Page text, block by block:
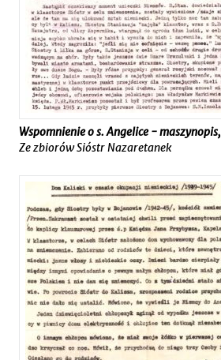
Wspomnienie o s. Angelice - maszynopis,
Ze zbiorów Sióstr Nazaretanek